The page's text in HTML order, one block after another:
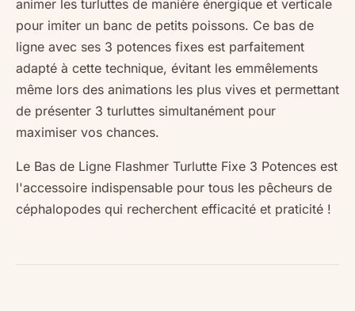
animer les turluttes de manière énergique et verticale
pour imiter un banc de petits poissons. Ce bas de
ligne avec ses 3 potences fixes est parfaitement
adapté à cette technique, évitant les emmêlements
même lors des animations les plus vives et permettant
de présenter 3 turluttes simultanément pour
maximiser vos chances.
Le Bas de Ligne Flashmer Turlutte Fixe 3 Potences est
l'accessoire indispensable pour tous les pêcheurs de
céphalopodes qui recherchent efficacité et praticité !